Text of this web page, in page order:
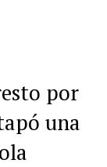
por
una